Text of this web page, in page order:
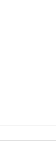
のご案内